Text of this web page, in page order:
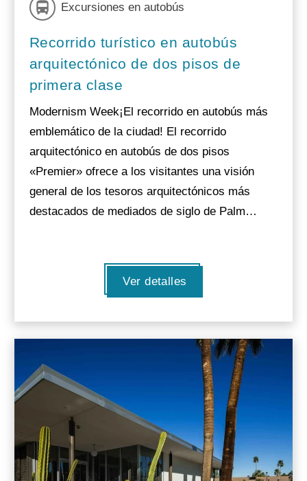
Excursiones en autobús
Recorrido turístico en autobús
arquitectónico de dos pisos de
primera clase
Modernism Week¡El recorrido en autobús más
emblemático de la ciudad! El recorrido
arquitectónico en autobús de dos pisos
«Premier» ofrece a los visitantes una visión
general de los tesoros arquitectónicos más
destacados de mediados de siglo de Palm…
Ver detalles